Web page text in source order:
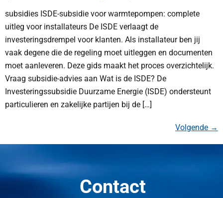
subsidies ISDE-subsidie voor warmtepompen: complete
uitleg voor installateurs De ISDE verlaagt de
investeringsdrempel voor klanten. Als installateur ben jij
vaak degene die de regeling moet uitleggen en documenten
moet aanleveren. Deze gids maakt het proces overzichtelijk.
Vraag subsidie-advies aan Wat is de ISDE? De
Investeringssubsidie Duurzame Energie (ISDE) ondersteunt
particulieren en zakelijke partijen bij de […]
Volgende →
Contact